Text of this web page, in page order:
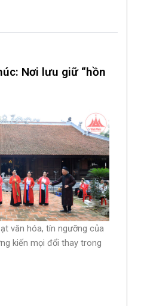
Nơi lưu giữ “hồn
văn hóa, tín ngưỡng của
kiến mọi đổi thay trong